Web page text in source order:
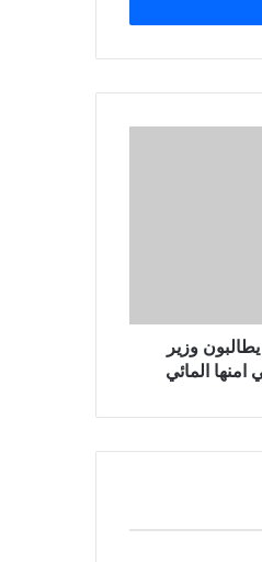
وزير
المائي